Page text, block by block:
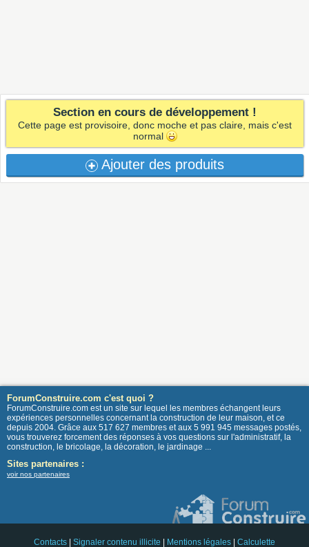
Section en cours de développement !
Cette page est provisoire, donc moche et pas claire, mais c'est
normal
Ajouter des produits
ForumConstruire.com c'est quoi ?
ForumConstruire.com est un site sur lequel les membres échangent leurs
expériences personnelles concernant la construction de leur maison, et ce
depuis 2004. Grâce aux 517 627 membres et aux 5 991 945 messages postés,
vous trouverez forcement des réponses à vos questions sur l'administratif, la
construction, le bricolage, la décoration, le jardinage ...
Sites partenaires :
voir nos partenaires
Contacts Signaler contenu illicite Mentions légales Calculette